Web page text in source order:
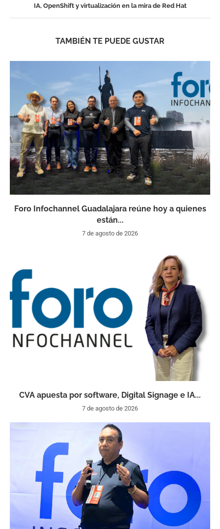
IA, OpenShift y virtualización en la mira de Red Hat
TAMBIÉN TE PUEDE GUSTAR
Foro Infochannel Guadalajara reúne hoy a quienes
están...
7 de agosto de 2026
CVA apuesta por software, Digital Signage e IA...
7 de agosto de 2026